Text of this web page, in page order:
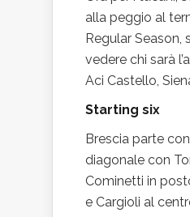
alla peggio al
Regular Season,
vedere chi sarà
Aci Castello,
Starting six
Brescia parte
diagonale con
Cominetti in
e Cargioli al